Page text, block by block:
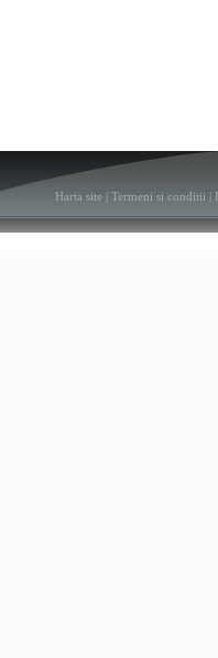
Harta site Termeni si conditii